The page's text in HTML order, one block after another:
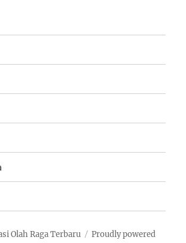
Olah Raga Terbaru
Proudly powered